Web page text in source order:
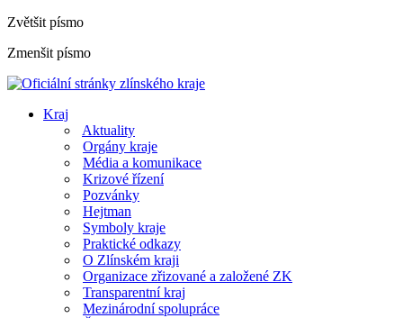
Zvětšit písmo
Zmenšit písmo
Kraj
Aktuality
Orgány kraje
Média a komunikace
Krizové řízení
Pozvánky
Hejtman
Symboly kraje
Praktické odkazy
O Zlínském kraji
Organizace zřizované a založené ZK
Transparentní kraj
Mezinárodní spolupráce